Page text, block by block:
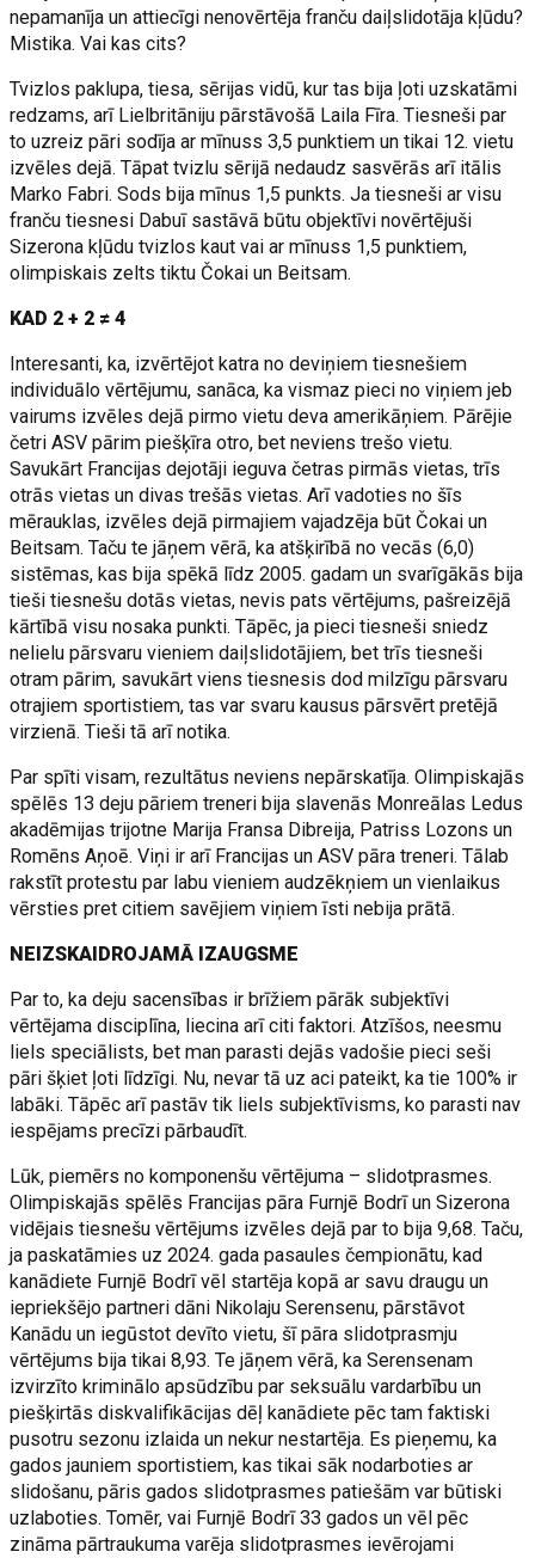
nepamanīja un attiecīgi nenovērtēja franču daiļslidotāja kļūdu?
Mistika. Vai kas cits?
Tvizlos paklupa, tiesa, sērijas vidū, kur tas bija ļoti uzskatāmi
redzams, arī Lielbritāniju pārstāvošā Laila Fīra. Tiesneši par
to uzreiz pāri sodīja ar mīnuss 3,5 punktiem un tikai 12. vietu
izvēles dejā. Tāpat tvizlu sērijā nedaudz sasvērās arī itālis
Marko Fabri. Sods bija mīnus 1,5 punkts. Ja tiesneši ar visu
franču tiesnesi Dabuī sastāvā būtu objektīvi novērtējuši
Sizerona kļūdu tvizlos kaut vai ar mīnuss 1,5 punktiem,
olimpiskais zelts tiktu Čokai un Beitsam.
KAD 2 + 2 ≠ 4
Interesanti, ka, izvērtējot katra no deviņiem tiesnešiem
individuālo vērtējumu, sanāca, ka vismaz pieci no viņiem jeb
vairums izvēles dejā pirmo vietu deva amerikāņiem. Pārējie
četri ASV pārim piešķīra otro, bet neviens trešo vietu.
Savukārt Francijas dejotāji ieguva četras pirmās vietas, trīs
otrās vietas un divas trešās vietas. Arī vadoties no šīs
mērauklas, izvēles dejā pirmajiem vajadzēja būt Čokai un
Beitsam. Taču te jāņem vērā, ka atšķirībā no vecās (6,0)
sistēmas, kas bija spēkā līdz 2005. gadam un svarīgākās bija
tieši tiesnešu dotās vietas, nevis pats vērtējums, pašreizējā
kārtībā visu nosaka punkti. Tāpēc, ja pieci tiesneši sniedz
nelielu pārsvaru vieniem daiļslidotājiem, bet trīs tiesneši
otram pārim, savukārt viens tiesnesis dod milzīgu pārsvaru
otrajiem sportistiem, tas var svaru kausus pārsvērt pretējā
virzienā. Tieši tā arī notika.
Par spīti visam, rezultātus neviens nepārskatīja. Olimpiskajās
spēlēs 13 deju pāriem treneri bija slavenās Monreālas Ledus
akadēmijas trijotne Marija Fransa Dibreija, Patriss Lozons un
Romēns Aņoē. Viņi ir arī Francijas un ASV pāra treneri. Tālab
rakstīt protestu par labu vieniem audzēkņiem un vienlaikus
vērsties pret citiem savējiem viņiem īsti nebija prātā.
NEIZSKAIDROJAMĀ IZAUGSME
Par to, ka deju sacensības ir brīžiem pārāk subjektīvi
vērtējama disciplīna, liecina arī citi faktori. Atzīšos, neesmu
liels speciālists, bet man parasti dejās vadošie pieci seši
pāri šķiet ļoti līdzīgi. Nu, nevar tā uz aci pateikt, ka tie 100% ir
labāki. Tāpēc arī pastāv tik liels subjektīvisms, ko parasti nav
iespējams precīzi pārbaudīt.
Lūk, piemērs no komponenšu vērtējuma – slidotprasmes.
Olimpiskajās spēlēs Francijas pāra Furnjē Bodrī un Sizerona
vidējais tiesnešu vērtējums izvēles dejā par to bija 9,68. Taču,
ja paskatāmies uz 2024. gada pasaules čempionātu, kad
kanādiete Furnjē Bodrī vēl startēja kopā ar savu draugu un
iepriekšējo partneri dāni Nikolaju Serensenu, pārstāvot
Kanādu un iegūstot devīto vietu, šī pāra slidotprasmju
vērtējums bija tikai 8,93. Te jāņem vērā, ka Serensenam
izvirzīto kriminālo apsūdzību par seksuālu vardarbību un
piešķirtās diskvalifikācijas dēļ kanādiete pēc tam faktiski
pusotru sezonu izlaida un nekur nestartēja. Es pieņemu, ka
gados jauniem sportistiem, kas tikai sāk nodarboties ar
slidošanu, pāris gados slidotprasmes patiešām var būtiski
uzlaboties. Tomēr, vai Furnjē Bodrī 33 gados un vēl pēc
zināma pārtraukuma varēja slidotprasmes ievērojami